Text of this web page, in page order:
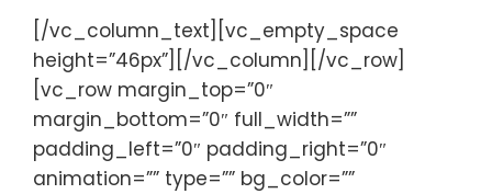
[/vc_column_text][vc_empty_space
height=”46px”][/vc_column][/vc_row]
[vc_row margin_top=”0″
margin_bottom=”0″ full_width=””
padding_left=”0″ padding_right=”0″
animation=”” type=”” bg_color=””